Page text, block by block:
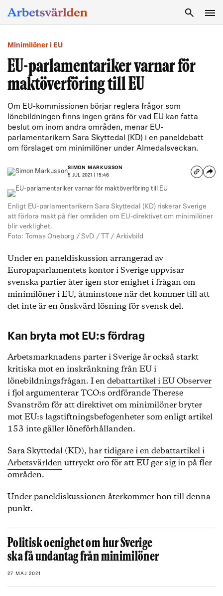
Minimilöner i EU
EU-parlamentariker varnar för
maktöverföring till EU
Om EU-kommissionen börjar reglera frågor som
lönebildningen finns ingen gräns för vad EU kan fatta
beslut om inom andra områden, menar EU-
parlamentarikern Sara Skyttedal (KD) i en paneldebatt
om förslaget om minimilöner under Almedalsveckan.
SIMON MARKUSSON
5 JUL 2021 | 15:46
Enligt EU-parlamentarikern Sara Skyttedal (KD) riskerar Sverige
att förlora makt på fler områden om EU-direktivet om minimilöner
blir verklighet.
Foto: Tomas Oneborg / SvD / TT / Arkivbild
Under en paneldiskussion arrangerad av
Europaparlamentets kontor i Sverige uppvisar
svenska partier åter igen stor enighet i frågan om
minimilöner i EU, åtminstone när det kommer till att
det inte är en önskvärd lösning för svensk del.
Kan bryta mot EU:s fördrag
Arbetsmarknadens parter i Sverige är också starkt
kritiska mot en inskränkning från EU i
lönebildningsfrågan. I endebattartikel i EU Observer
i fjol argumenterar TCO:s ordförande Therese
Svanström för att direktivet om minimilöner bryter
mot EU:s lagstiftningsbefogenheter som enligt artikel
153 inte gäller löneförhållanden.
Sara Skyttedal (KD), hartidigare i en debattartikel i
Arbetsvärldenuttryckt oro för att EU ger sig in på fler
områden.
Under paneldiskussionen återkommer hon till denna
punkt.
Politisk oenighet om hur Sverige
ska få undantag från minimilöner
27 MAJ 2021